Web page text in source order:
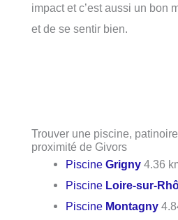
impact et c’est aussi un bon
et de se sentir bien.
Trouver une piscine,
proximité de Givors
PiscineGrigny 4.36
Piscine Loire-sur-
Piscine Montagny